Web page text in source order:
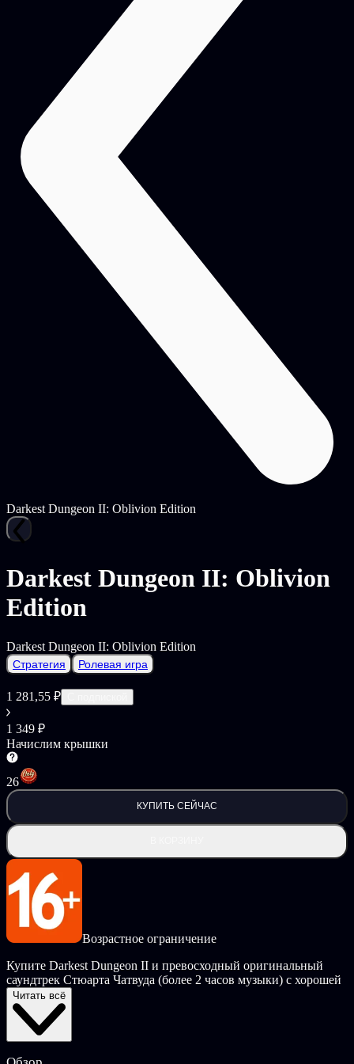
Darkest Dungeon II: Oblivion Edition
Darkest Dungeon II: Oblivion
Edition
Darkest Dungeon II: Oblivion Edition
Стратегия Ролевая игра
1 281,55 ₽
1 349 ₽
Начислим крышки
26
КУПИТЬ СЕЙЧАС
Возрастное ограничение
Купите Darkest Dungeon II и превосходный оригинальный
саундтрек Стюарта Чатвуда (более 2 часов музыки) с хорошей
скидкой.
Darkest Dungeon II
которое отправляются обречённые души. Создайте отряд
Читать всё